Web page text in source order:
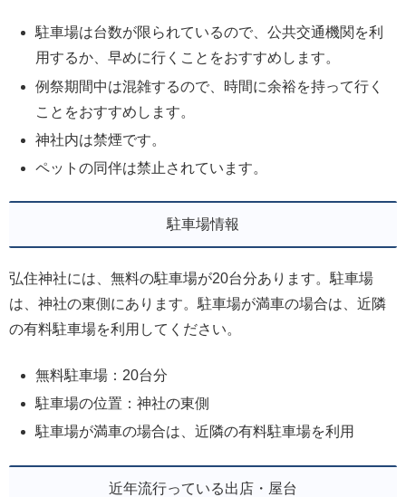
駐車場は台数が限られているので、公共交通機関を利
用するか、早めに行くことをおすすめします。
例祭期間中は混雑するので、時間に余裕を持って行く
ことをおすすめします。
神社内は禁煙です。
ペットの同伴は禁止されています。
駐車場情報
弘住神社には、無料の駐車場が20台分あります。駐車場
は、神社の東側にあります。駐車場が満車の場合は、近隣
の有料駐車場を利用してください。
無料駐車場：20台分
駐車場の位置：神社の東側
駐車場が満車の場合は、近隣の有料駐車場を利用
近年流行っている出店・屋台